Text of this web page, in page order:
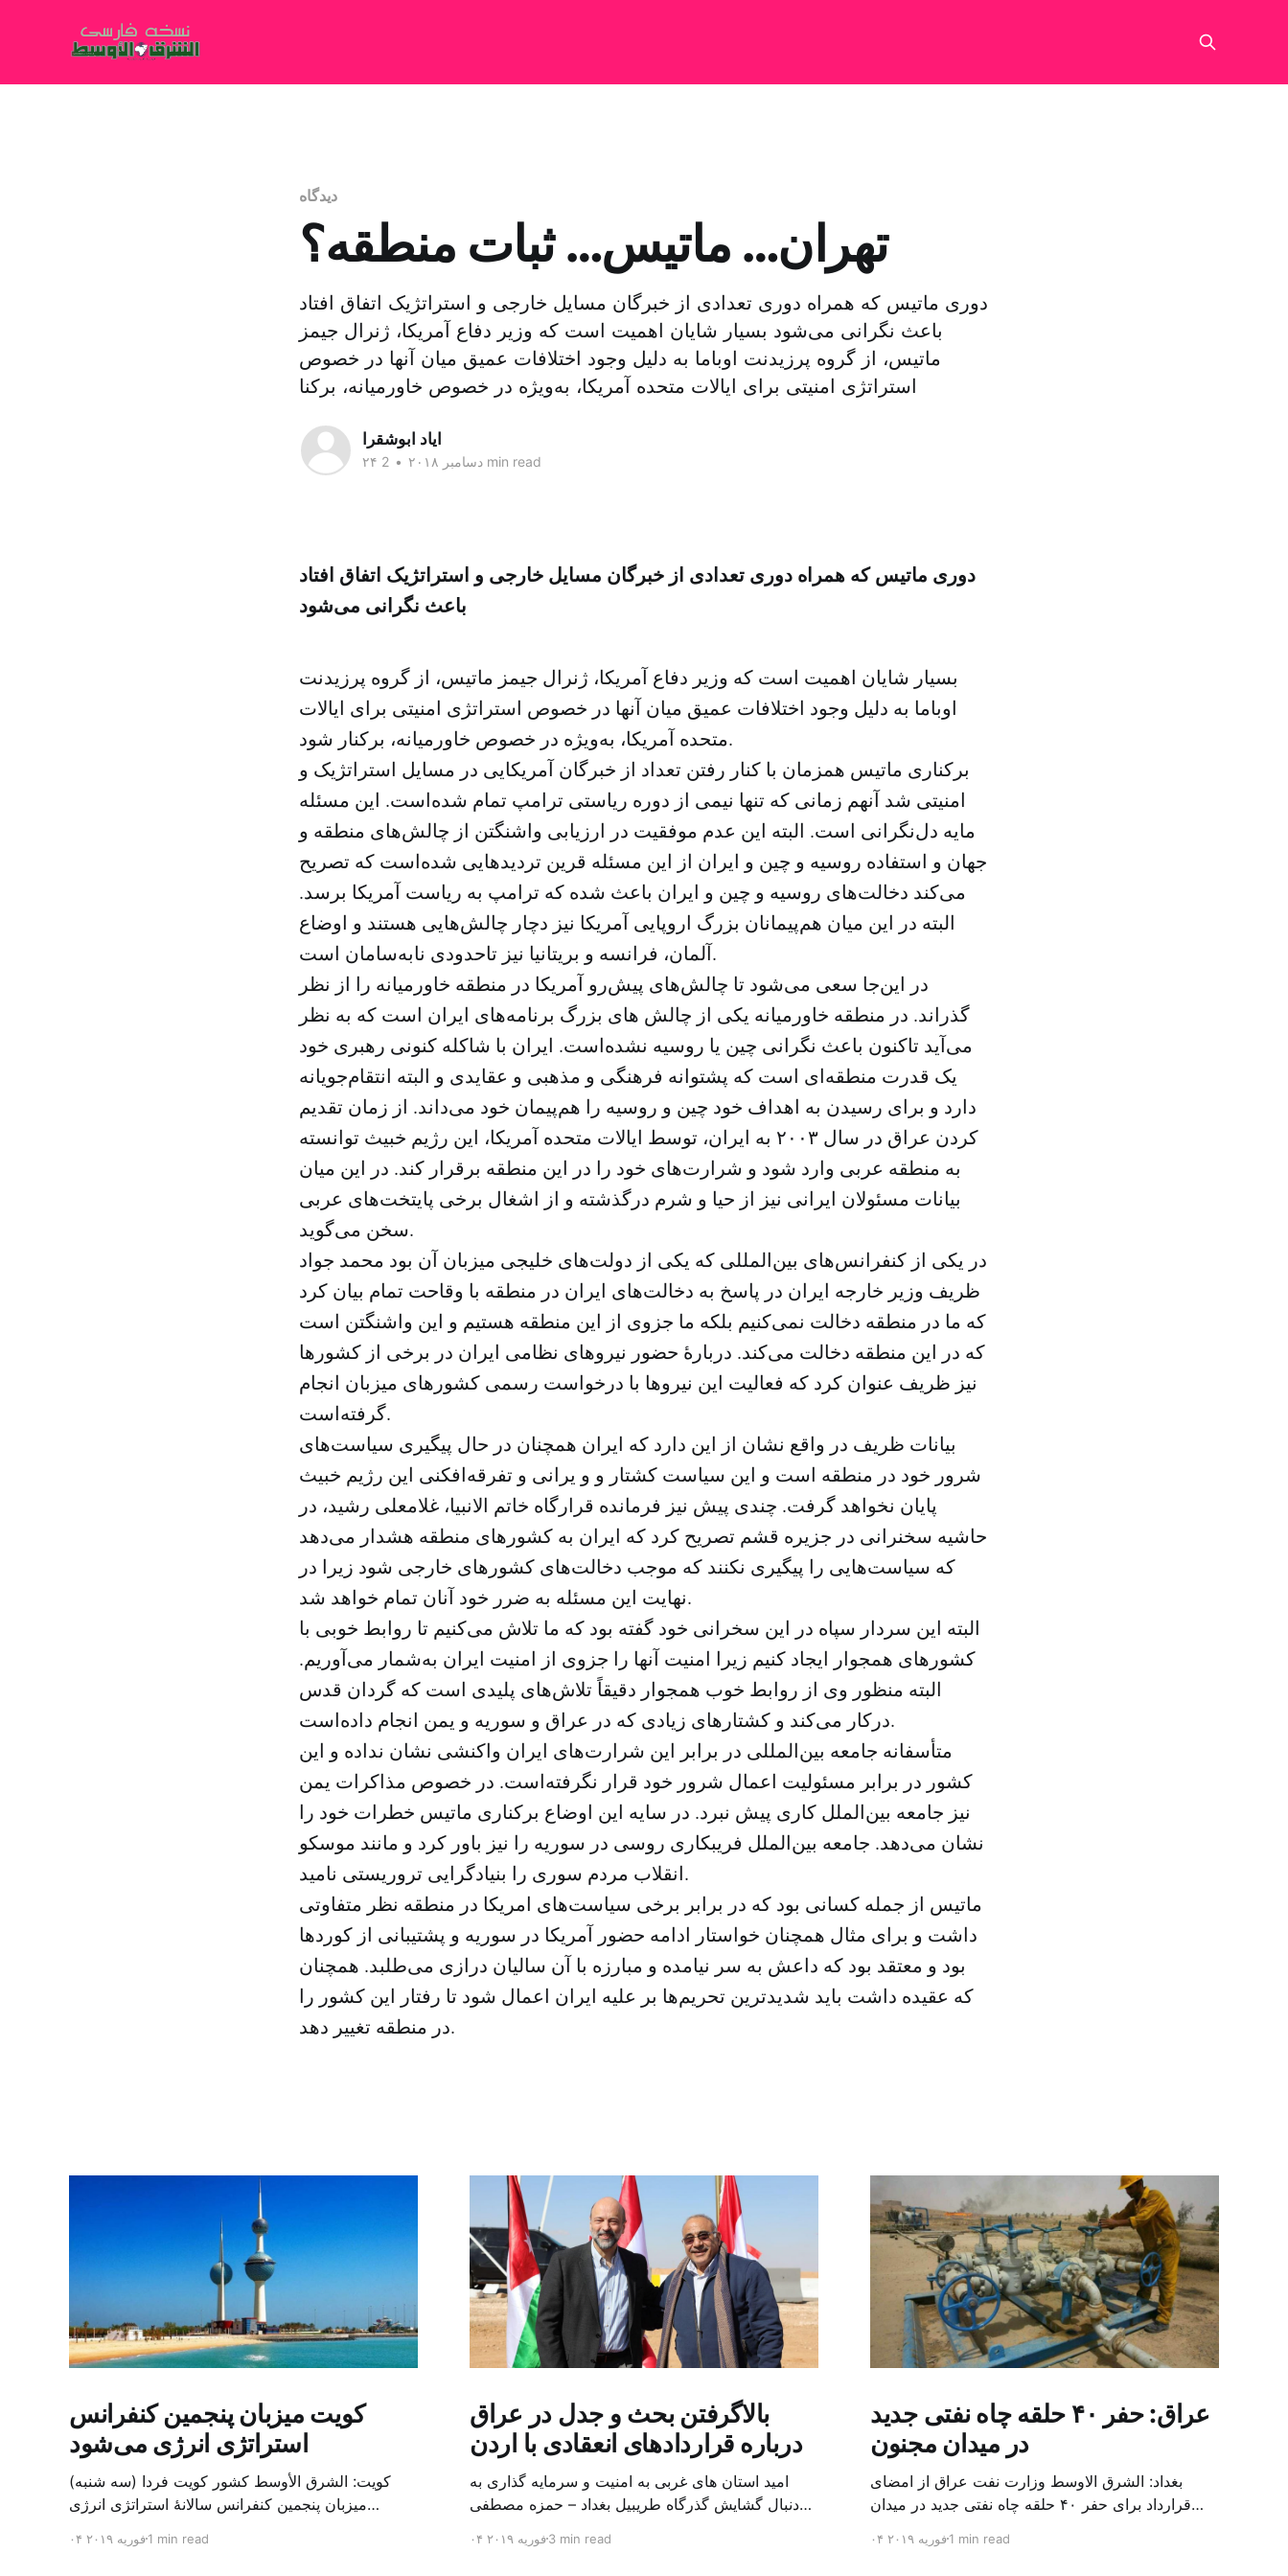
دیدگاه
تهران… ماتیس… ثبات منطقه؟
دوری ماتیس که همراه دوری تعدادی از خبرگان مسایل خارجی و استراتژیک اتفاق افتاد
باعث نگرانی می‌شود بسیار شایان اهمیت است که وزیر دفاع آمریکا، ژنرال جیمز
ماتیس، از گروه پرزیدنت اوباما به دلیل وجود اختلافات عمیق میان آنها در خصوص
استراتژی امنیتی برای ایالات متحده آمریکا، به‌ویژه در خصوص خاورمیانه، برکنا
ایاد ابوشقرا
۲۴ دسامبر ۲۰۱۸ • 2 min read
دوری ماتیس که همراه دوری تعدادی از خبرگان مسایل خارجی و استراتژیک اتفاق افتاد
باعث نگرانی می‌شود
بسیار شایان اهمیت است که وزیر دفاع آمریکا، ژنرال جیمز ماتیس، از گروه پرزیدنت
اوباما به دلیل وجود اختلافات عمیق میان آنها در خصوص استراتژی امنیتی برای ایالات
متحده آمریکا، به‌ویژه در خصوص خاورمیانه، برکنار شود.
برکناری ماتیس همزمان با کنار رفتن تعداد از خبرگان آمریکایی در مسایل استراتژیک و
امنیتی شد آنهم زمانی که تنها نیمی از دوره ریاستی ترامپ تمام شده‌است. این مسئله
مایه دل‌نگرانی است. البته این عدم‌ موفقیت در ارزیابی واشنگتن از چالش‌های منطقه و
جهان و استفاده روسیه و چین و ایران از این مسئله قرین تردیدهایی شده‌است که تصریح
می‌کند دخالت‌های روسیه و چین و ایران باعث شده که ترامپ به ریاست آمریکا برسد.
البته در این میان هم‌پیمانان بزرگ اروپایی آمریکا نیز دچار چالش‌هایی هستند و اوضاع
آلمان، فرانسه و بریتانیا نیز تاحدودی نابه‌سامان است.
در این‌جا سعی می‌شود تا چالش‌های پیش‌رو آمریکا در منطقه خاورمیانه را از نظر
گذراند. در منطقه خاورمیانه یکی از چالش های بزرگ برنامه‌های ایران است که به نظر
می‌آید تاکنون باعث نگرانی چین یا روسیه نشده‌است. ایران با شاکله کنونی رهبری خود
یک قدرت منطقه‌ای است که پشتوانه فرهنگی و مذهبی و عقایدی و البته انتقام‌جویانه
دارد و برای رسیدن به اهداف خود چین و روسیه را هم‌پیمان خود می‌داند. از زمان تقدیم
کردن عراق در سال ۲۰۰۳ به ایران، توسط ایالات متحده آمریکا، این رژیم خبیث توانسته
به منطقه عربی وارد شود و شرارت‌های خود را در این منطقه برقرار کند. در این میان
بیانات مسئولان ایرانی نیز از حیا و شرم درگذشته و از اشغال برخی پایتخت‌های عربی
سخن می‌گوید.
در یکی از کنفرانس‌های بین‌المللی که یکی از دولت‌های خلیجی میزبان آن بود محمد جواد
ظریف وزیر خارجه ایران در پاسخ به دخالت‌های ایران در منطقه با وقاحت تمام بیان کرد
که ما در منطقه دخالت نمی‌کنیم بلکه ما جزوی از این منطقه هستیم و این واشنگتن است
که در این منطقه دخالت می‌کند. دربارهٔ حضور نیروهای نظامی ایران در برخی از کشورها
نیز ظریف عنوان کرد که فعالیت این نیروها با درخواست رسمی کشورهای میزبان انجام
گرفته‌است.
بیانات ظریف در واقع نشان از این دارد که ایران همچنان در حال پیگیری سیاست‌های
شرور خود در منطقه است و این سیاست کشتار و و یرانی و تفرقه‌افکنی این رژیم خبیث
پایان نخواهد گرفت. چندی پیش نیز فرمانده قرارگاه خاتم الانبیا، غلامعلی رشید، در
حاشیه سخنرانی در جزیره قشم تصریح کرد که ایران به کشورهای منطقه هشدار می‌دهد
که سیاست‌هایی را پیگیری نکنند که موجب دخالت‌های کشورهای خارجی شود زیرا در
نهایت این مسئله به ضرر خود آنان تمام خواهد شد.
البته این سردار سپاه در این سخرانی خود گفته بود که ما تلاش می‌کنیم تا روابط خوبی با
کشورهای همجوار ایجاد کنیم زیرا امنیت آنها را جزوی از امنیت ایران به‌شمار می‌آوریم.
البته منظور وی از روابط خوب همجوار دقیقاً تلاش‌های پلیدی است که گردان قدس
درکار می‌کند و کشتارهای زیادی که در عراق و سوریه و یمن انجام داده‌است.
متأسفانه جامعه بین‌المللی در برابر این شرارت‌های ایران واکنشی نشان نداده و این
کشور در برابر مسئولیت اعمال شرور خود قرار نگرفته‌است. در خصوص مذاکرات یمن
نیز جامعه بین‌الملل کاری پیش نبرد. در سایه این اوضاع برکناری ماتیس خطرات خود را
نشان می‌دهد. جامعه بین‌الملل فریبکاری روسی در سوریه را نیز باور کرد و مانند موسکو
انقلاب مردم سوری را بنیادگرایی تروریستی نامید.
ماتیس از جمله کسانی بود که در برابر برخی سیاست‌های امریکا در منطقه نظر متفاوتی
داشت و برای مثال همچنان خواستار ادامه حضور آمریکا در سوریه و پشتیبانی از کوردها
بود و معتقد بود که داعش به سر نیامده و مبارزه با آن سالیان درازی می‌طلبد. همچنان
که عقیده داشت باید شدیدترین تحریم‌ها بر علیه ایران اعمال شود تا رفتار این کشور را
در منطقه تغییر دهد.
کویت میزبان پنجمین کنفرانس
استراتژی انرژی می‌شود
کویت: الشرق الأوسط کشور کویت فردا (سه شنبه)
میزبان پنجمین کنفرانس سالانهٔ استراتژی انرژی
الشرق الاوسط، حدود ۳۰۰ متخصص از شرکت‌های
۰۴ فوریه ۲۰۱۹1 min read
بالاگرفتن بحث و جدل در عراق
درباره قراردادهای انعقادی با اردن
امید استان های غربی به امنیت و سرمایه گذاری به
دنبال گشایش گذرگاه طریبیل بغداد – حمزه مصطفی
طریبیل توسط عادل عبد المهدی نخست وزیر عراق و
۰۴ فوریه ۲۰۱۹3 min read
عراق: حفر ۴۰ حلقه چاه نفتی جدید
در میدان مجنون
بغداد: الشرق الاوسط وزارت نفت عراق از امضای
قرارداد برای حفر ۴۰ حلقه چاه نفتی جدید در میدان
محمد خضیر مدعامل شرکت حفاری عراق روز یکشنبه
۰۴ فوریه ۲۰۱۹1 min read